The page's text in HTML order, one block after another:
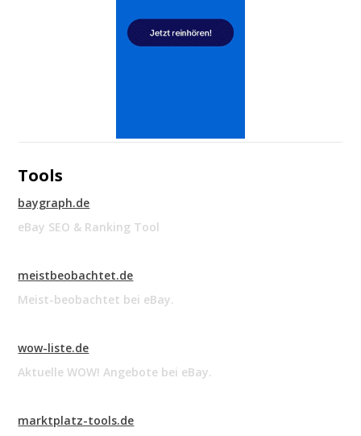
Tools
baygraph.de
eBay SEO & Ranking Tool
meistbeobachtet.de
Meist-beobachtet bei eBay.
wow-liste.de
Aktuelle WOW! Angebote bei eBay.
marktplatz-tools.de